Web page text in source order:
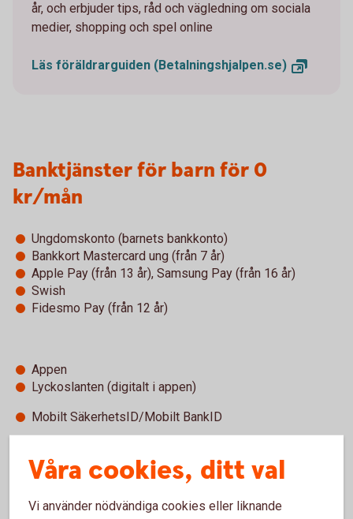
år, och erbjuder tips, råd och vägledning om sociala
medier, shopping och spel online
Läs föräldrarguiden (Betalningshjalpen.se)
Banktjänster för barn för 0
kr/mån
Ungdomskonto (barnets bankkonto)
Bankkort Mastercard ung (från 7 år)
Apple Pay (från 13 år), Samsung Pay (från 16 år)
Swish
Fidesmo Pay (från 12 år)
Appen
Lyckoslanten (digitalt i appen)
Mobilt SäkerhetsID/Mobilt BankID
Våra cookies, ditt val
Vi använder nödvändiga cookies eller liknande